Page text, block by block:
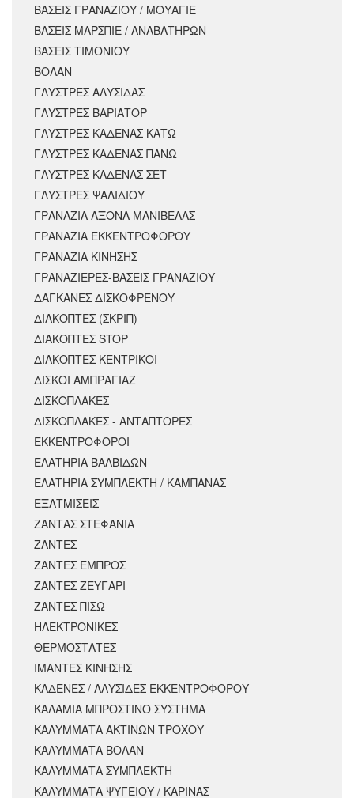
ΒΑΣΕΙΣ ΓΡΑΝΑΖΙΟΥ / ΜΟΥΑΓΙΕ
ΒΑΣΕΙΣ ΜΑΡΣΠΙΕ / ΑΝΑΒΑΤΗΡΩΝ
ΒΑΣΕΙΣ ΤΙΜΟΝΙΟΥ
ΒΟΛΑΝ
ΓΛΥΣΤΡΕΣ ΑΛΥΣΙΔΑΣ
ΓΛΥΣΤΡΕΣ ΒΑΡΙΑΤΟΡ
ΓΛΥΣΤΡΕΣ ΚΑΔΕΝΑΣ ΚΑΤΩ
ΓΛΥΣΤΡΕΣ ΚΑΔΕΝΑΣ ΠΑΝΩ
ΓΛΥΣΤΡΕΣ ΚΑΔΕΝΑΣ ΣΕΤ
ΓΛΥΣΤΡΕΣ ΨΑΛΙΔΙΟΥ
ΓΡΑΝΑΖΙΑ ΑΞΟΝΑ ΜΑΝΙΒΕΛΑΣ
ΓΡΑΝΑΖΙΑ ΕΚΚΕΝΤΡΟΦΟΡΟΥ
ΓΡΑΝΑΖΙΑ ΚΙΝΗΣΗΣ
ΓΡΑΝΑΖΙΕΡΕΣ-ΒΑΣΕΙΣ ΓΡΑΝΑΖΙΟΥ
ΔΑΓΚΑΝΕΣ ΔΙΣΚΟΦΡΕΝΟΥ
ΔΙΑΚΟΠΤΕΣ (ΣΚΡΙΠ)
ΔΙΑΚΟΠΤΕΣ STOP
ΔΙΑΚΟΠΤΕΣ ΚΕΝΤΡΙΚΟΙ
ΔΙΣΚΟΙ ΑΜΠΡΑΓΙΑΖ
ΔΙΣΚΟΠΛΑΚΕΣ
ΔΙΣΚΟΠΛΑΚΕΣ - ΑΝΤΑΠΤΟΡΕΣ
ΕΚΚΕΝΤΡΟΦΟΡΟΙ
ΕΛΑΤΗΡΙΑ ΒΑΛΒΙΔΩΝ
ΕΛΑΤΗΡΙΑ ΣΥΜΠΛΕΚΤΗ / ΚΑΜΠΑΝΑΣ
ΕΞΑΤΜΙΣΕΙΣ
ΖΑΝΤΑΣ ΣΤΕΦΑΝΙΑ
ΖΑΝΤΕΣ
ΖΑΝΤΕΣ ΕΜΠΡΟΣ
ΖΑΝΤΕΣ ΖΕΥΓΑΡΙ
ΖΑΝΤΕΣ ΠΙΣΩ
ΗΛΕΚΤΡΟΝΙΚΕΣ
ΘΕΡΜΟΣΤΑΤΕΣ
ΙΜΑΝΤΕΣ ΚΙΝΗΣΗΣ
ΚΑΔΕΝΕΣ / ΑΛΥΣΙΔΕΣ ΕΚΚΕΝΤΡΟΦΟΡΟΥ
ΚΑΛΑΜΙΑ ΜΠΡΟΣΤΙΝΟ ΣΥΣΤΗΜΑ
ΚΑΛΥΜΜΑΤΑ ΑΚΤΙΝΩΝ ΤΡΟΧΟΥ
ΚΑΛΥΜΜΑΤΑ ΒΟΛΑΝ
ΚΑΛΥΜΜΑΤΑ ΣΥΜΠΛΕΚΤΗ
ΚΑΛΥΜΜΑΤΑ ΨΥΓΕΙΟΥ / ΚΑΡΙΝΑΣ